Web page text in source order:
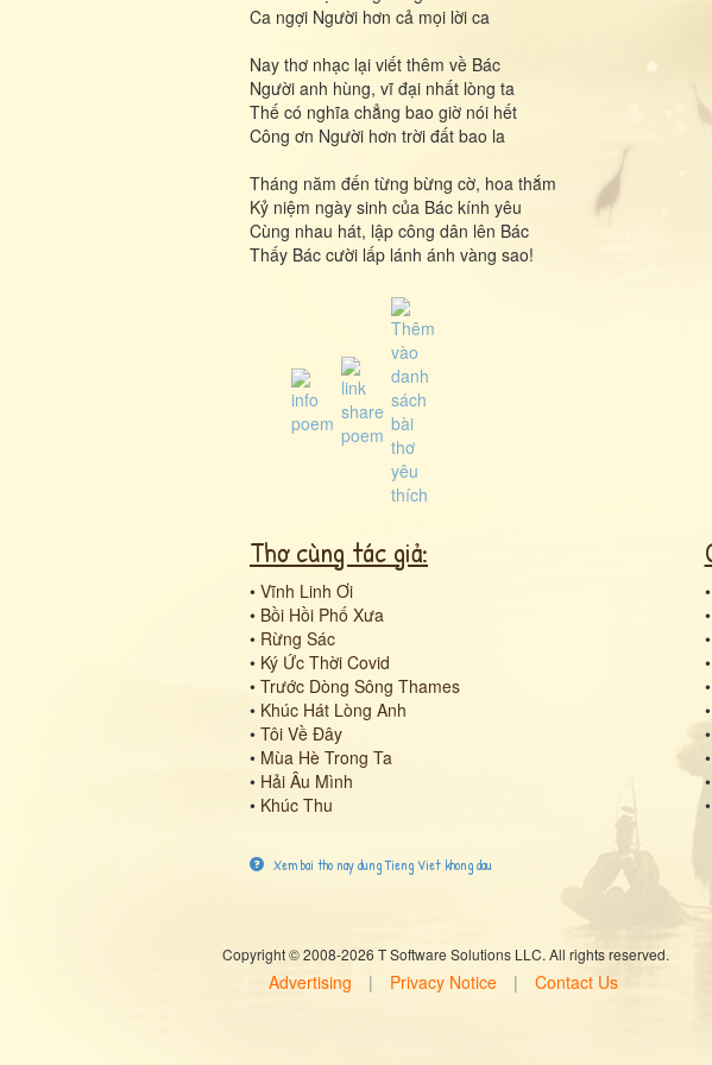
Ca ngợi Người hơn cả mọi lời ca
Nay thơ nhạc lại viết thêm về Bác
Người anh hùng, vĩ đại nhất lòng ta
Thế có nghĩa chẳng bao giờ nói hết
Công ơn Người hơn trời đất bao la
Tháng năm đến từng bừng cờ, hoa thắm
Kỷ niệm ngày sinh của Bác kính yêu
Cùng nhau hát, lập công dân lên Bác
Thấy Bác cười lấp lánh ánh vàng sao!
Thơ cùng tác giả:
• Vĩnh Linh Ơi
• Bồi Hồi Phố Xưa
• Rừng Sác
• Ký Ức Thời Covid
• Trước Dòng Sông Thames
• Khúc Hát Lòng Anh
• Tôi Về Đây
• Mùa Hè Trong Ta
• Hải Âu Mình
• Khúc Thu
Xem bai tho nay dung Tieng Viet khong dau
Copyright © 2008-2026 T Software Solutions LLC. All rights reserved.
Advertising | Privacy Notice | Contact Us